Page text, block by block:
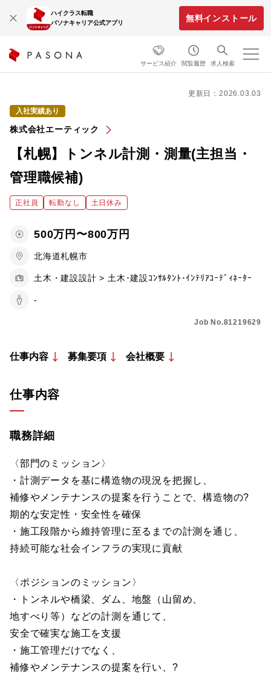
ハイクラス転職
パソナキャリア公式アプリ
無料インストール
サービス紹介 閲覧履歴 求人検索
更新日：2026.03.03
入社実績あり
株式会社エーティック
【札幌】トンネル計測・測量(主担当・
管理職候補)
正社員 転勤なし 土日休み
500万円〜800万円
北海道札幌市
土木・建設設計 > 土木･建設ｺﾝｻﾙﾀﾝﾄ･ｲﾝﾃﾘｱｺｰﾃﾞｨﾈｰﾀｰ
-
Job No.81219629
仕事内容 募集要項 会社概要
仕事内容
職務詳細
〈部門のミッション〉
・計測データを基に構造物の現況を把握し、
補修やメンテナンスの提案を行うことで、構造物の?
期的な安定性・安全性を確保
・施工段階から維持管理に至るまでの計測を通じ、
持続可能な社会インフラの実現に貢献
〈ポジションのミッション〉
・トンネルや橋梁、ダム、地盤（山留め、
地すべり等）などの計測を通じて、
安全で確実な施工を支援
・施工管理だけでなく、
補修やメンテナンスの提案を行い、?